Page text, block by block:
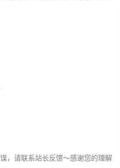
，请联系站长反馈～感谢您的理解